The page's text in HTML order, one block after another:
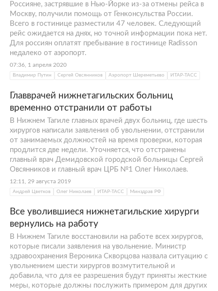
Россияне, застрявшие в Нью-Йорке из-за отмены рейса в
Москву, получили помощь от Генконсульства России.
Всего в гостинице разместили 47 человек. Следующий
рейс ожидается на днях, но точной информации пока нет.
Для россиян оплатят пребывание в гостинице Radisson
недалеко от аэропорт.
07:36, 1 апреля 2020
Владимир Путин Сергей Овсянников Аэропорт Шереметьево ИТАР-ТАСС
Главврачей нижнетагильских больниц
временно отстранили от работы
В Нижнем Тагиле главных врачей двух больниц, где шесть
хирургов написали заявления об увольнении, отстранили
от занимаемых должностей на время проверки, которая
продлится две недели. Уточняется, что отстранены
главный врач Демидовской городской больницы Сергей
Овсянников и главный врач ЦРБ №1 Олег Николаев.
12:11, 29 августа 2019
Андрей Цветков Олег Николаев ИТАР-ТАСС Минздрав РФ
Все уволившиеся нижнетагильские хирурги
вернулись на работу
В Нижнем Тагиле восстановили на работе всех хирургов,
которые писали заявления на увольнение. Министр
здравоохранения Вероника Скворцова назвала ситуацию с
увольнением шести хирургов возмутительной и
добавила, что для ее разрешения будут приняты жесткие
меры, которые должны послужить примером для других